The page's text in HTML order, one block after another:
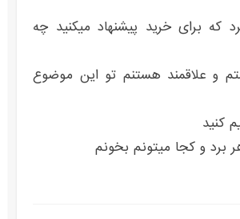
که برای خرید پیشنهاد میکنید چه
و علاقمند هستنم تو این موضوع
کنید
برد و کجا میتونم بخونم